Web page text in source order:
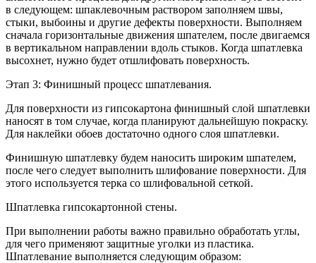
в следующем: шпаклевочным раствором заполняем швы,
стыки, выбоины и другие дефекты поверхности. Выполняем
сначала горизонтальные движения шпателем, после двигаемся
в вертикальном направлении вдоль стыков. Когда шпатлевка
высохнет, нужно будет отшлифовать поверхность.
Этап 3: Финишный процесс шпатлевания.
Для поверхности из гипсокартона финишный слой шпатлевки
наносят в том случае, когда планируют дальнейшую покраску.
Для наклейки обоев достаточно одного слоя шпатлевки.
Финишную шпатлевку будем наносить широким шпателем,
после чего следует выполнить шлифование поверхности. Для
этого используется терка со шлифовальной сеткой.
Шпатлевка гипсокартонной стены.
При выполнении работы важно правильно обработать углы,
для чего применяют защитные уголки из пластика.
Шпатлевание выполняется следующим образом: